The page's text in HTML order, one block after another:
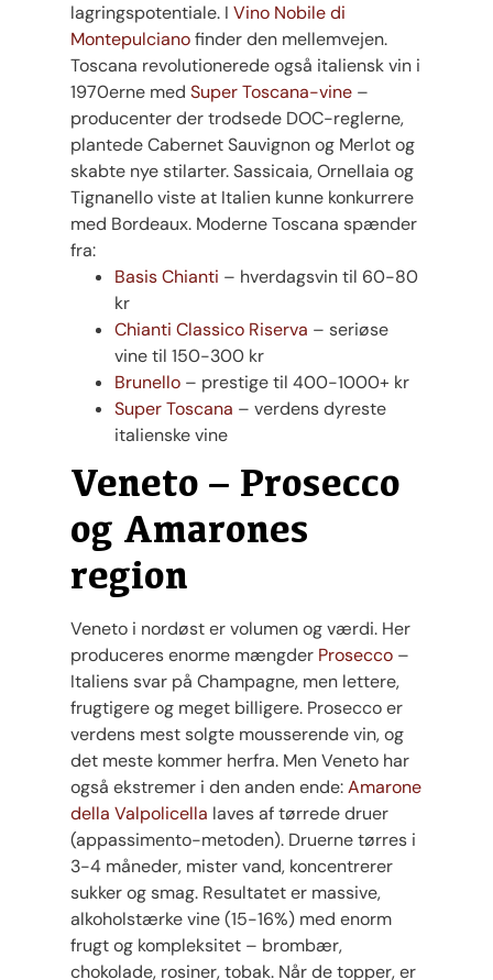
lagringspotentiale. I Vino Nobile di
Montepulcianofinder den mellemvejen.
Toscana revolutionerede også italiensk vin i
1970erne med Super Toscana-vine –
producenter der trodsede DOC-reglerne,
plantede Cabernet Sauvignon og Merlot og
skabte nye stilarter. Sassicaia, Ornellaia og
Tignanello viste at Italien kunne konkurrere
med Bordeaux. Moderne Toscana spænder
fra:
Basis Chianti – hverdagsvin til 60-80
kr
Chianti Classico Riserva – seriøse
vine til 150-300 kr
Brunello – prestige til 400-1000+ kr
Super Toscana – verdens dyreste
italienske vine
Veneto – Prosecco
og Amarones
region
Veneto i nordøst er volumen og værdi. Her
produceres enorme mængder Prosecco –
Italiens svar på Champagne, men lettere,
frugtigere og meget billigere. Prosecco er
verdens mest solgte mousserende vin, og
det meste kommer herfra. Men Veneto har
også ekstremer i den anden ende:Amarone
della Valpolicella laves af tørrede druer
(appassimento-metoden). Druerne tørres i
3-4 måneder, mister vand, koncentrerer
sukker og smag. Resultatet er massive,
alkoholstærke vine (15-16%) med enorm
frugt og kompleksitet – brombær,
chokolade, rosiner, tobak. Når de topper, er